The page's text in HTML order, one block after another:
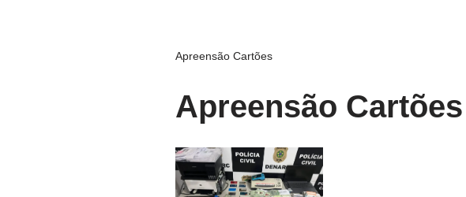
Apreensão Cartões
Apreensão Cartões